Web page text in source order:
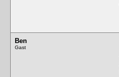
Ben
Gast